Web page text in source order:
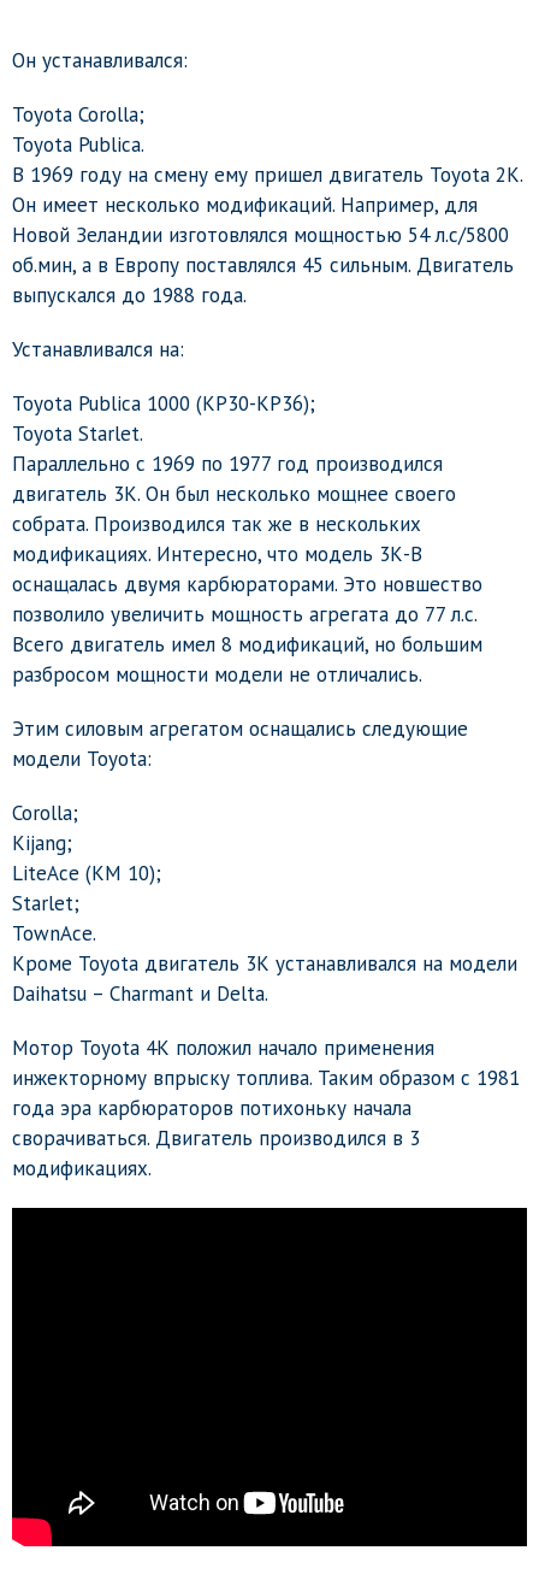
Он устанавливался:
Toyota Corolla;
Toyota Publica.
В 1969 году на смену ему пришел двигатель Toyota 2К.
Он имеет несколько модификаций. Например, для
Новой Зеландии изготовлялся мощностью 54 л.с/5800
об.мин, а в Европу поставлялся 45 сильным. Двигатель
выпускался до 1988 года.
Устанавливался на:
Toyota Publica 1000 (KP30-KP36);
Toyota Starlet.
Параллельно с 1969 по 1977 год производился
двигатель 3К. Он был несколько мощнее своего
собрата. Производился так же в нескольких
модификациях. Интересно, что модель 3К-В
оснащалась двумя карбюраторами. Это новшество
позволило увеличить мощность агрегата до 77 л.с.
Всего двигатель имел 8 модификаций, но большим
разбросом мощности модели не отличались.
Этим силовым агрегатом оснащались следующие
модели Toyota:
Corolla;
Kijang;
LiteAce (KM 10);
Starlet;
TownAce.
Кроме Toyota двигатель 3К устанавливался на модели
Daihatsu – Charmant и Delta.
Мотор Toyota 4К положил начало применения
инжекторному впрыску топлива. Таким образом с 1981
года эра карбюраторов потихоньку начала
сворачиваться. Двигатель производился в 3
модификациях.